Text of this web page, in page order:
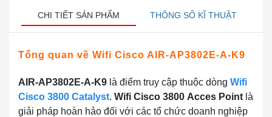
CHI TIẾT SẢN PHẨM THÔNG SỐ KĨ THUẬT
Tổng quan về Wifi Cisco AIR-AP3802E-A-K9
AIR-AP3802E-A-K9 là điểm truy cập thuộc dòng Wifi
Cisco 3800 Catalyst. Wifi Cisco 3800 Acces Point là
giải pháp hoàn hảo đối với các tổ chức doanh nghiệp